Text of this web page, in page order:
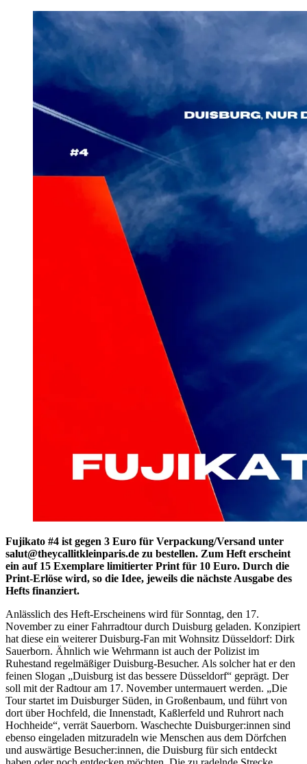
Fujikato #4 ist gegen 3 Euro für Verpackung/Versand unter
salut@theycallitkleinparis.de zu bestellen. Zum Heft erscheint
ein auf 15 Exemplare limitierter Print für 10 Euro. Durch die
Print-Erlöse wird, so die Idee, jeweils die nächste Ausgabe des
Hefts finanziert.
Anlässlich des Heft-Erscheinens wird für Sonntag, den 17.
November zu einer Fahrradtour durch Duisburg geladen. Konzipiert
hat diese ein weiterer Duisburg-Fan mit Wohnsitz Düsseldorf: Dirk
Sauerborn. Ähnlich wie Wehrmann ist auch der Polizist im
Ruhestand regelmäßiger Duisburg-Besucher. Als solcher hat er den
feinen Slogan „Duisburg ist das bessere Düsseldorf“ geprägt. Der
soll mit der Radtour am 17. November untermauert werden. „Die
Tour startet im Duisburger Süden, in Großenbaum, und führt von
dort über Hochfeld, die Innenstadt, Kaßlerfeld und Ruhrort nach
Hochheide“, verrät Sauerborn. Waschechte Duisburger:innen sind
ebenso eingeladen mitzuradeln wie Menschen aus dem Dörfchen
und auswärtige Besucher:innen, die Duisburg für sich entdeckt